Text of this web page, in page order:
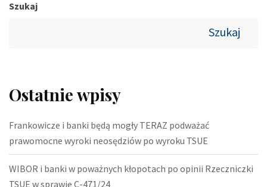
Szukaj
Szukaj
Ostatnie wpisy
Frankowicze i banki będą mogły TERAZ podważać
prawomocne wyroki neosędziów po wyroku TSUE
WIBOR i banki w poważnych kłopotach po opinii Rzeczniczki
TSUE w sprawie C-471/24